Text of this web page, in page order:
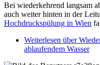
Bei wiederkehrend langsam
auch weiter hinten in der
Hochdruckspülung in Wien
Weiterlesen über
ablaufendem Wasser